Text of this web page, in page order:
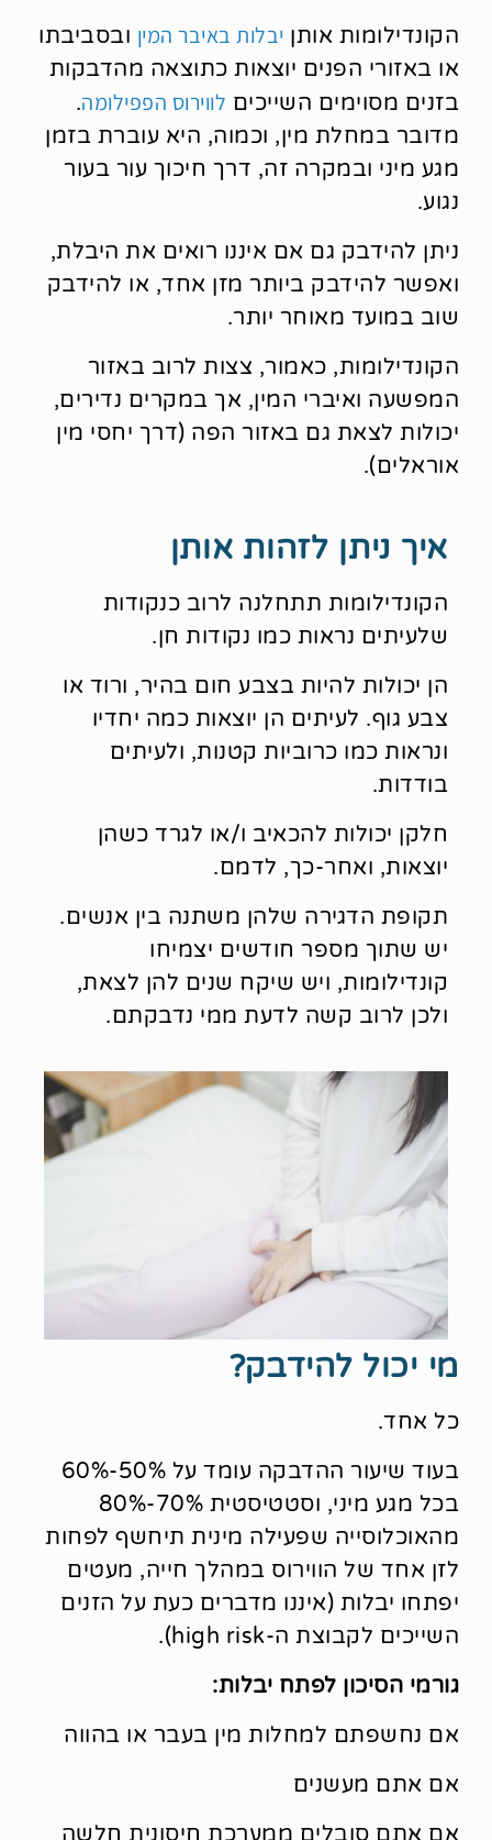
הקונדילומות אותן יבלות באיבר המין ובסביבתו
או באזורי הפנים יוצאות כתוצאה מהדבקות
בזנים מסוימים השייכים לווירוס הפפילומה.
מדובר במחלת מין, וכמוה, היא עוברת בזמן
מגע מיני ובמקרה זה, דרך חיכוך עור בעור
נגוע.
ניתן להידבק גם אם איננו רואים את היבלת,
ואפשר להידבק ביותר מזן אחד, או להידבק
שוב במועד מאוחר יותר.
הקונדילומות, כאמור, צצות לרוב באזור
המפשעה ואיברי המין, אך במקרים נדירים,
יכולות לצאת גם באזור הפה (דרך יחסי מין
אוראלים).
איך ניתן לזהות אותן
הקונדילומות תתחלנה לרוב כנקודות
שלעיתים נראות כמו נקודות חן.
הן יכולות להיות בצבע חום בהיר, ורוד או
צבע גוף. לעיתים הן יוצאות כמה יחדיו
ונראות כמו כרוביות קטנות, ולעיתים
בודדות.
חלקן יכולות להכאיב ו/או לגרד כשהן
יוצאות, ואחר-כך, לדמם.
תקופת הדגירה שלהן משתנה בין אנשים.
יש שתוך מספר חודשים יצמיחו
קונדילומות, ויש שיקח שנים להן לצאת,
ולכן לרוב קשה לדעת ממי נדבקתם.
מי יכול להידבק?
כל אחד.
בעוד שיעור ההדבקה עומד על 50%-60%
בכל מגע מיני, וסטטיסטית 70%-80%
מהאוכלוסייה שפעילה מינית תיחשף לפחות
לזן אחד של הווירוס במהלך חייה, מעטים
יפתחו יבלות (איננו מדברים כעת על הזנים
השייכים לקבוצת ה-high risk).
גורמי הסיכון לפתח יבלות:
אם נחשפתם למחלות מין בעבר או בהווה
אם אתם מעשנים
אם אתם סובלים ממערכת חיסונית חלשה